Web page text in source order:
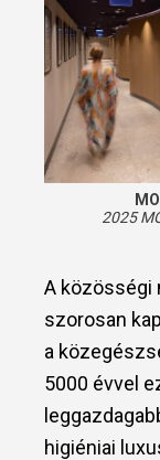
2025
A közösségi
szorosan
a
5000 évvel
higiéniai